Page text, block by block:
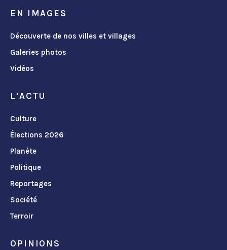
EN IMAGES
Découverte de nos villes et villages
Galeries photos
Vidéos
L'ACTU
Culture
Élections 2026
Planète
Politique
Reportages
Société
Terroir
OPINIONS